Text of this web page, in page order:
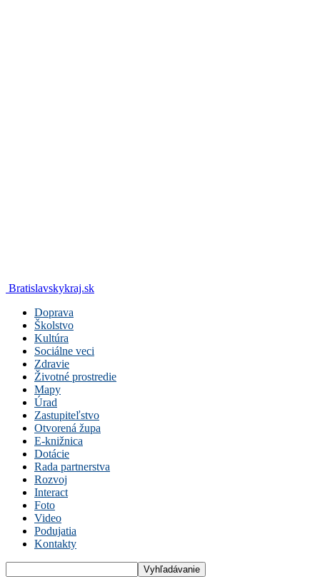
Bratislavskykraj.sk
Doprava
Školstvo
Kultúra
Sociálne veci
Zdravie
Životné prostredie
Mapy
Úrad
Zastupiteľstvo
Otvorená župa
E-knižnica
Dotácie
Rada partnerstva
Rozvoj
Interact
Foto
Video
Podujatia
Kontakty